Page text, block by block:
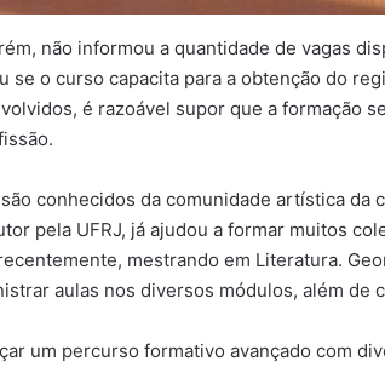
não informou a quantidade de vagas
se o curso capacita para a obtenção do
é razoável supor que a formação
conhecidos da comunidade artística da
pela UFRJ, já ajudou a formar muitos
mestrando em Literatura.
aulas nos diversos módulos, além de
um percurso formativo avançado com